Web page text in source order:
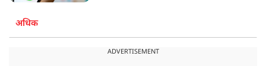
अधिक
ADVERTISEMENT